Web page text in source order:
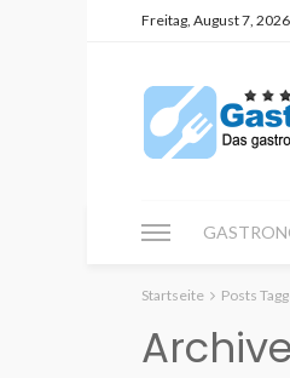
Freitag, August 7, 2026
Startseite Posts
Archive